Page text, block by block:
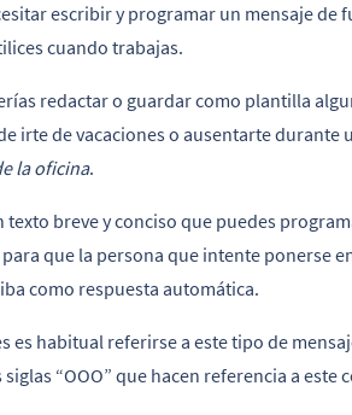
escribir y programar un mensaje de
cuando trabajas.
redactar o guardar como plantilla
irte de vacaciones o ausentarte durante
la oficina.
texto breve y conciso que puedes
que la persona que intente ponerse
como respuesta automática.
es habitual referirse a este tipo de
“OOO” que hacen referencia a este